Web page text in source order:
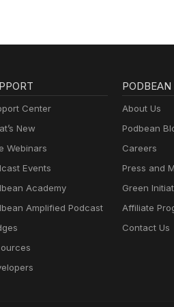
Center
New
Webinars
Events
Academy
Amplified Podcast
PODBEAN
About Us
Podbean
Careers
Press and
Green
Affiliate
Contact Us